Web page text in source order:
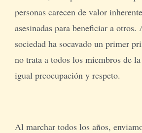
personas carecen de valor
asesinadas para beneficiar a
sociedad ha socavado un primer
no trata a todos los miembros de
igual preocupación y respeto.
Al marchar todos los años,